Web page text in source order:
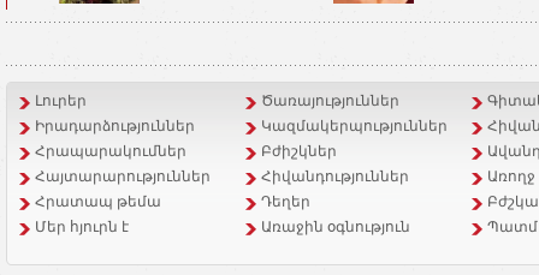
Լուրեր Ծառայություններ
Իրադարձություններ
Կազմակերպություններ
Հրապարակումներ
Բժիշկներ
Հայտարարություններ
Հիվանդություններ
Հրատապ թեմա
Դեղեր
Մեր հյուրն է
Առաջին օգնություն